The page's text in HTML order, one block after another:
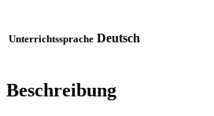
Unterrichtssprache Deutsch
Beschreibung